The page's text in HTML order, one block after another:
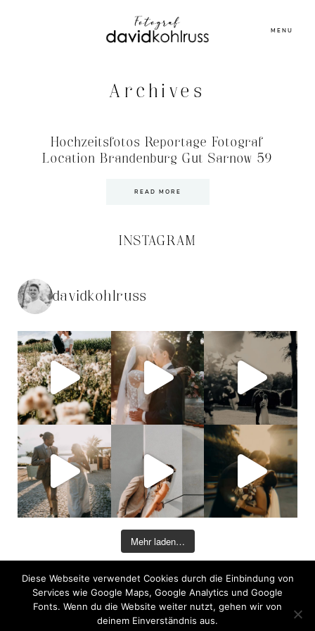
MENU
Archives
Hochzeitsfotos Reportage Fotograf
Location Brandenburg Gut Sarnow 59
READ MORE
INSTAGRAM
davidkohlruss
Mehr laden…
©2026 COPYRIGHT DAVID KOHLRUSS
Diese Webseite verwendet Cookies durch die Einbindung von
Services wie Google Maps, Google Analytics und Google
Fonts. Wenn du die Website weiter nutzt, gehen wir von
deinem Einverständnis aus.